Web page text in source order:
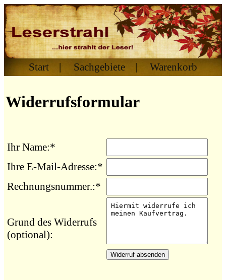
Start | Sachgebiete | Warenkorb
Widerrufsformular
Ihr Name:*
Ihre E-Mail-Adresse:*
Rechnungsnummer.:*
Grund des Widerrufs
(optional):
Widerruf absenden